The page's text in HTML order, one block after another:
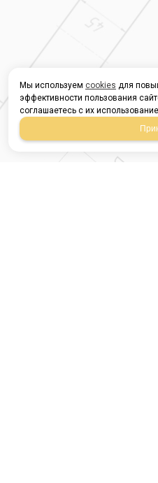
Мы используем cookies для
эффективности пользования
соглашаетесь с их